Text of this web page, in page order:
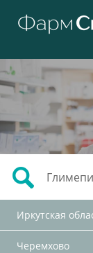
Иркутская
Черемхово